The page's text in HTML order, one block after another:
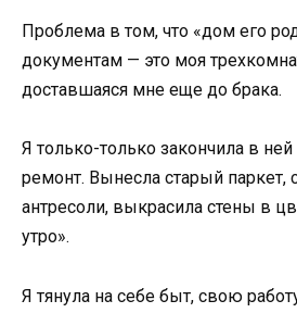
Проблема в том, что «дом его
документам — это моя
доставшаяся мне еще до брака.
Я только-только закончила в
ремонт. Вынесла старый паркет,
антресоли, выкрасила стены в
утро».
Я тянула на себе быт, свою